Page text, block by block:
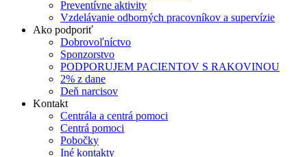
Preventívne aktivity
Vzdelávanie odborných pracovníkov a supervízie
Ako podporiť
Dobrovoľníctvo
Sponzorstvo
PODPORUJEM PACIENTOV S RAKOVINOU
2% z dane
Deň narcisov
Kontakt
Centrála a centrá pomoci
Centrá pomoci
Pobočky
Iné kontakty